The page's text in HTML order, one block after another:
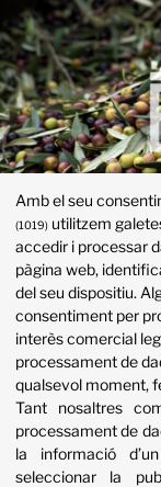
En breve
otras
Y por si no nos
Amb el seu
(1019) utilitzem
accedir i processar
pàgina web,
del seu dispositiu.
consentiment per
interès comercial
processament de
qualsevol moment,
Tant nosaltres
processament de
la informació
seleccionar la